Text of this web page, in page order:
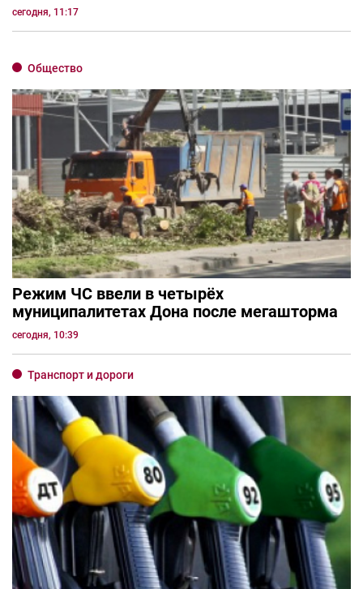
сегодня, 11:17
Общество
Режим ЧС ввели в четырёх
муниципалитетах Дона после мегашторма
сегодня, 10:39
Транспорт и дороги